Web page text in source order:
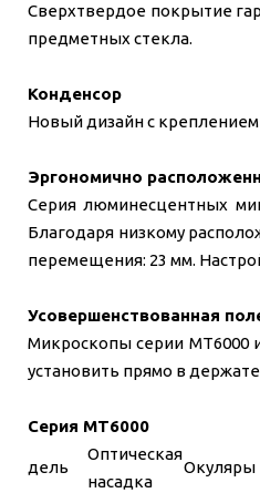
Сверхтвердое покрытие
предметных стекла.
Конденсор
Новый дизайн с
Эргономично
Серия люминесцентных
Благодаря низкому
перемещения: 23 мм.
Усовершенствованная
Микроскопы серии
установить прямо в
Cерия MT6000
дель
Оптическая
насадка
Окуляры